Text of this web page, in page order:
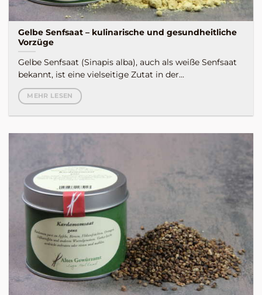
Gelbe Senfsaat – kulinarische und gesundheitliche
Vorzüge
Gelbe Senfsaat (Sinapis alba), auch als weiße Senfsaat
bekannt, ist eine vielseitige Zutat in der...
MEHR LESEN